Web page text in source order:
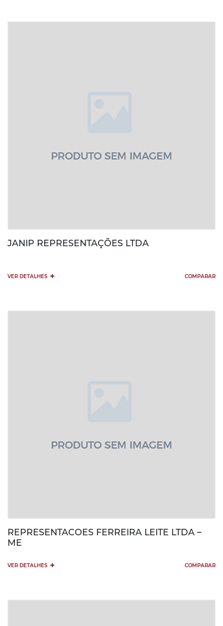
JANIP REPRESENTAÇÕES LTDA
VER DETALHES + COMPARAR
REPRESENTACOES FERREIRA LEITE LTDA –
ME
VER DETALHES + COMPARAR